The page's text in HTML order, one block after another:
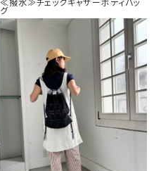
≪撥水≫チェックギャザーボディバッ
グ